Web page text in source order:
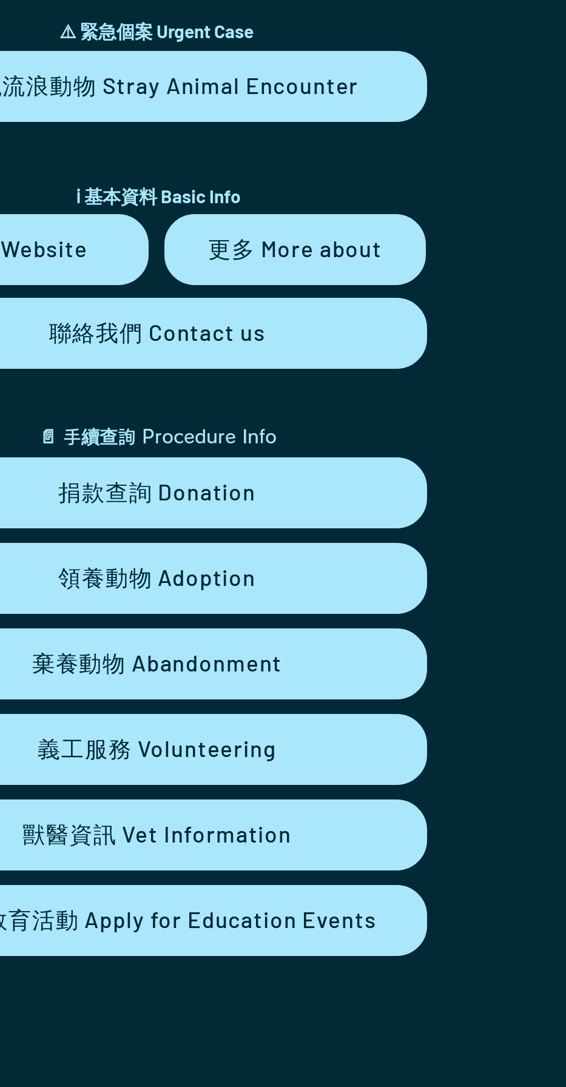
​⚠️ 緊急個案 Urgent Case
浪動物 Stray Animal Encounter
ℹ️ 基本資料 Basic Info
更多 More about
聯絡我們 Contact us
📄 手續查詢 Procedure Info
捐款查詢 Donation
領養動物 Adoption
棄養動物 Abandonment
義工服務 Volunteering
獸醫資訊 Vet Information
育活動 Apply for Education Events